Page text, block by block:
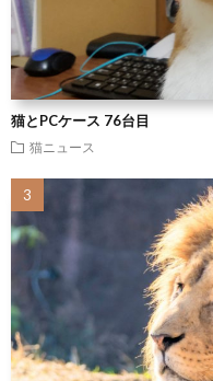
猫とPCケース 76台目
猫ニュース